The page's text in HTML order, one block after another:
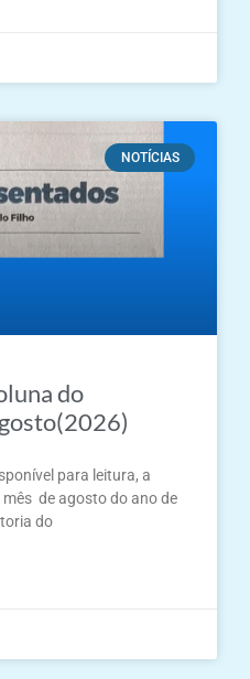
NOTÍCIAS
do
para leitura, a
de agosto do ano de
do